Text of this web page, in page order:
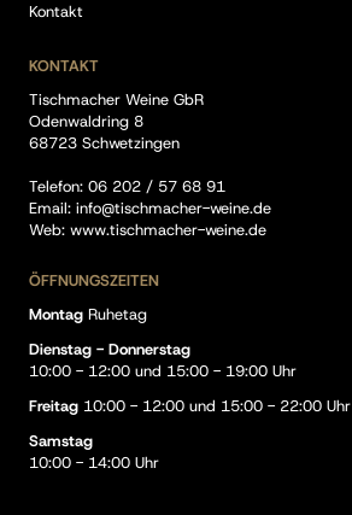
Kontakt
KONTAKT
Tischmacher Weine GbR
Odenwaldring 8
68723 Schwetzingen
Telefon: 06 202 / 57 68 91
Email: info@tischmacher-weine.de
Web: www.tischmacher-weine.de
ÖFFNUNGSZEITEN
Montag Ruhetag
Dienstag - Donnerstag
10:00 - 12:00 und 15:00 - 19:00 Uhr
Freitag 10:00 - 12:00 und 15:00 - 22:00 Uhr
Samstag
10:00 - 14:00 Uhr